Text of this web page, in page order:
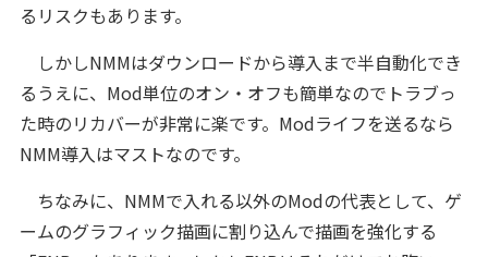
るリスクもあります。
しかしNMMはダウンロードから導入まで半自動化でき
るうえに、Mod単位のオン・オフも簡単なのでトラブっ
た時のリカバーが非常に楽です。Modライフを送るなら
NMM導入はマストなのです。
ちなみに、NMMで入れる以外のModの代表として、ゲ
ームのグラフィック描画に割り込んで描画を強化する